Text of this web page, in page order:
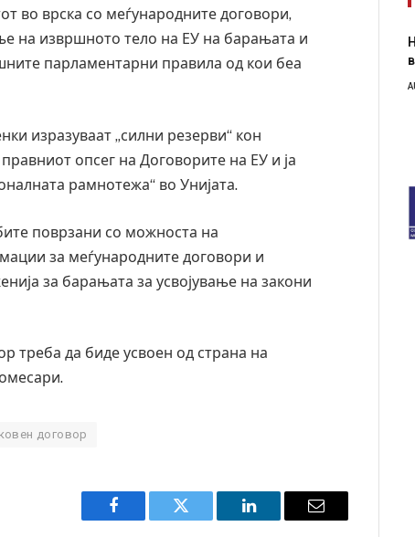
во врска со меѓународните договори,
на извршното тело на ЕУ на барањата и
парламентарни правила од кои беа
изразуваат „силни резерви“ кон
опсег на Договорите на ЕУ и ја
рамнотежа“ во Унијата.
поврзани со можноста на
за меѓународните договори и
за барањата за усвојување на закони
треба да биде усвоен од страна на
договор
Facebook Twitter LinkedIn Email
ресторан
бил
Најмалку седум мртви во нападот врз училиште
во Тајланд